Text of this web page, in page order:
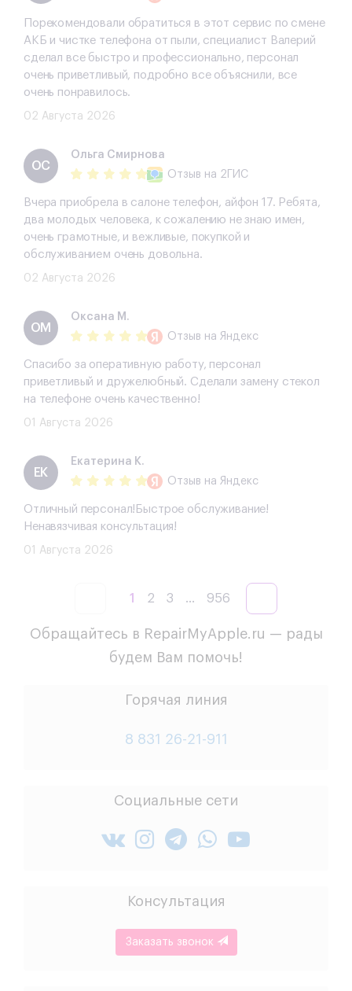
Порекомендовали обратиться в этот сервис по смене
АКБ и чистке телефона от пыли, специалист Валерий
сделал все быстро и профессионально, персонал
очень приветливый, подробно все объяснили, все
очень понравилось.
02 Августа 2026
ОС
Ольга Смирнова
Отзыв на 2ГИС
Вчера приобрела в салоне телефон, айфон 17. Ребята,
два молодых человека, к сожалению не знаю имен,
очень грамотные, и вежливые, покупкой и
обслуживанием очень довольна.
02 Августа 2026
ОМ
Оксана М.
Отзыв на Яндекс
Спасибо за оперативную работу, персонал
приветливый и дружелюбный. Сделали замену стекол
на телефоне очень качественно!
01 Августа 2026
ЕК
Екатерина К.
Отзыв на Яндекс
Отличный персонал!Быстрое обслуживание!
Ненавязчивая консультация!
01 Августа 2026
1 2 3 ... 956
Обращайтесь в RepairMyApple.ru — рады
будем Вам помочь!
Горячая линия
8 831 26-21-911
Социальные сети
Консультация
Заказать звонок